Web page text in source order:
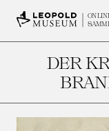
DER